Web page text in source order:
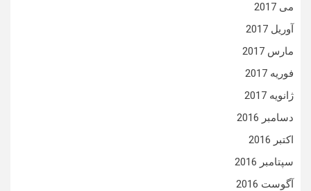
می 2017
آوریل 2017
مارس 2017
فوریه 2017
ژانویه 2017
دسامبر 2016
اکتبر 2016
سپتامبر 2016
آگوست 2016